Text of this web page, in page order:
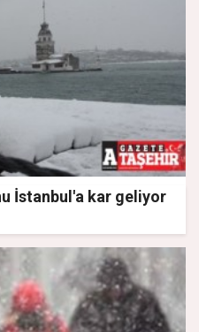
İstanbul'a kar geliyor